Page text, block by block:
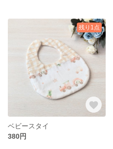
残り1点
ベビースタイ
380円